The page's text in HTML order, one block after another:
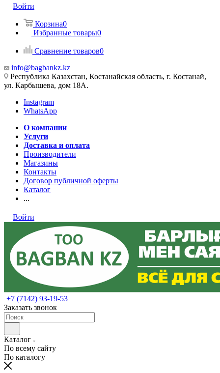
Войти
Корзина0
Избранные товары0
Сравнение товаров0
info@bagbankz.kz
Республика Казахстан, Костанайская область, г. Костанай,
ул. Карбышева, дом 18А.
Instagram
WhatsApp
О компании
Услуги
Доставка и оплата
Производители
Магазины
Контакты
Договор публичной оферты
Каталог
...
Войти
+7 (7142) 93-19-53
Заказать звонок
Каталог
По всему сайту
По каталогу